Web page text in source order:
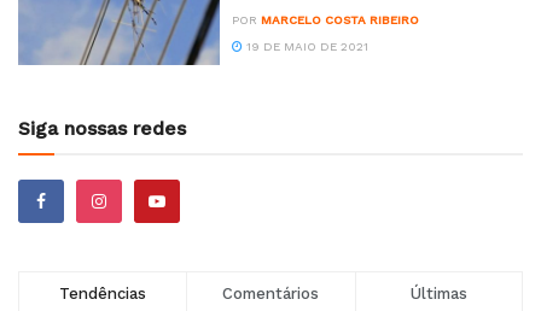
POR MARCELO COSTA RIBEIRO
19 DE MAIO DE 2021
Siga nossas redes
Tendências Comentários Últimas